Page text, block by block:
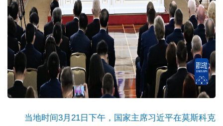
当地时间3月21日下午，国家主席习近平在莫斯科克